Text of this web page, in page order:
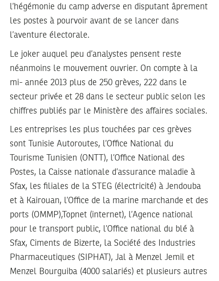
l’hégémonie du camp adverse en disputant âprement
les postes à pourvoir avant de se lancer dans
l’aventure électorale.
Le joker auquel peu d’analystes pensent reste
néanmoins le mouvement ouvrier. On compte à la
mi- année 2013 plus de 250 grèves, 222 dans le
secteur privée et 28 dans le secteur public selon les
chiffres publiés par le Ministère des affaires sociales.
Les entreprises les plus touchées par ces grèves
sont Tunisie Autoroutes, l’Office National du
Tourisme Tunisien (ONTT), l’Office National des
Postes, la Caisse nationale d’assurance maladie à
Sfax, les filiales de la STEG (électricité) à Jendouba
et à Kairouan, l’Office de la marine marchande et des
ports (OMMP),Topnet (internet), l’Agence national
pour le transport public, l’Office national du blé à
Sfax, Ciments de Bizerte, la Société des Industries
Pharmaceutiques (SIPHAT), Jal à Menzel Jemil et
Menzel Bourguiba (4000 salariés) et plusieurs autres